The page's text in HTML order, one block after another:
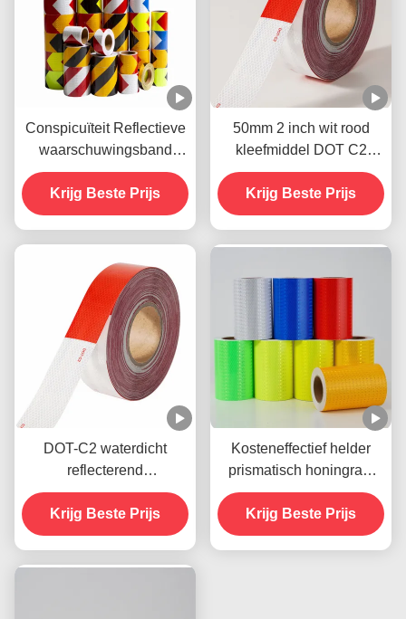
Conspicuïteit Reflectieve
waarschuwingsband
Biocolor Zwart en Geel
Krijg Beste Prijs
50mm 2 inch wit rood
kleefmiddel DOT C2
reflecterende
veiligheidstape stickers
op vrachtwagen voor
Krijg Beste Prijs
DOT-C2 waterdicht
reflecterend
veiligheidsband in rood
en wit Lijm voor
aanhangwagens
Krijg Beste Prijs
Kosteneffectief helder
prismatisch honingraat
reflecterend
veiligheidsmerkband
Krijg Beste Prijs